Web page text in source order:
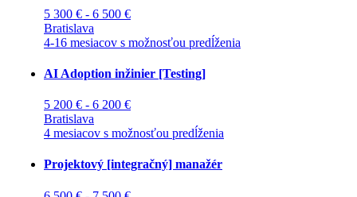
5 300 € - 6 500 €
Bratislava
4-16 mesiacov s možnosťou predĺženia
AI Adoption inžinier [Testing]
5 200 € - 6 200 €
Bratislava
4 mesiacov s možnosťou predĺženia
Projektový [integračný] manažér